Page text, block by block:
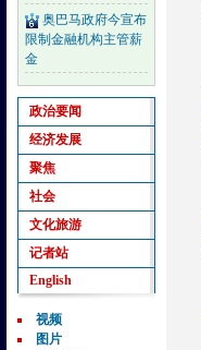
奥巴马政府今宣布
限制金融机构主管薪
金
政治要闻
经济发展
聚焦
社会
文化旅游
记者站
English
视频
图片